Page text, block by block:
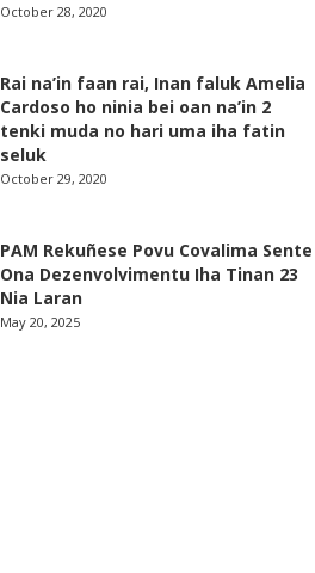
October 28, 2020
Rai na’in faan rai, Inan faluk Amelia
Cardoso ho ninia bei oan na’in 2
tenki muda no hari uma iha fatin
seluk
October 29, 2020
PAM Rekuñese Povu Covalima Sente
Ona Dezenvolvimentu Iha Tinan 23
Nia Laran
May 20, 2025